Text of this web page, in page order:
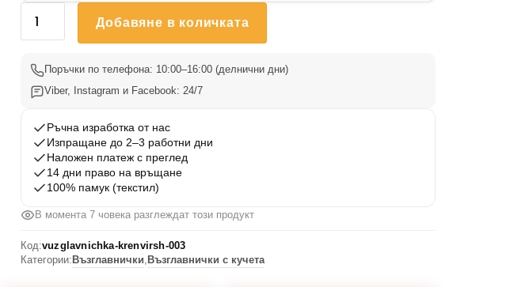
количество
Възглавничка
Дакел
003
Добавяне в количката
Поръчки по телефона: 10:00–16:00 (делнични дни)
Viber, Instagram и Facebook: 24/7
Ръчна изработка от нас
Изпращане до 2–3 работни дни
Наложен платеж с преглед
14 дни право на връщане
100% памук (текстил)
В момента 7 човека разглеждат този продукт
Код:vuzglavnichka-krenvirsh-003
Категории: Възглавнички, Възглавнички с кучета